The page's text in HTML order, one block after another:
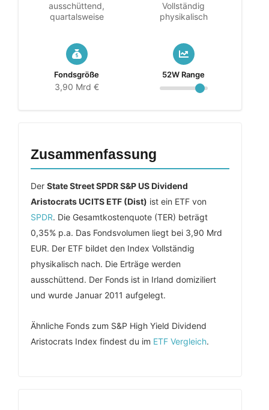
ausschüttend,
quartalsweise
Vollständig
physikalisch
Fondsgröße
3,90 Mrd €
52W Range
Zusammenfassung
Der State Street SPDR S&P US Dividend
Aristocrats UCITS ETF (Dist) ist ein ETF von
SPDR. Die Gesamtkostenquote (TER) beträgt
0,35% p.a. Das Fondsvolumen liegt bei 3,90 Mrd
EUR. Der ETF bildet den Index Vollständig
physikalisch nach. Die Erträge werden
ausschüttend. Der Fonds ist in Irland domiziliert
und wurde Januar 2011 aufgelegt.
Ähnliche Fonds zum S&P High Yield Dividend
Aristocrats Index findest du im ETF Vergleich.